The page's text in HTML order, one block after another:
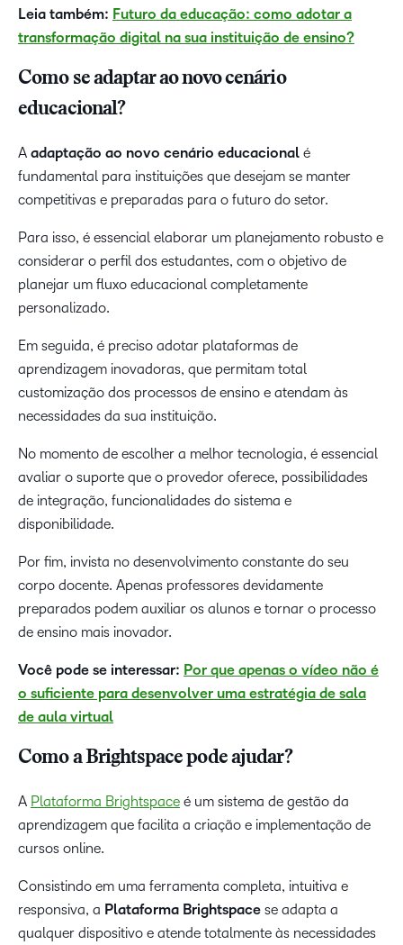
Leia também: Futuro da educação: como adotar a
transformação digital na sua instituição de ensino?
Como se adaptar ao novo cenário
educacional?
A adaptação ao novo cenário educacional é
fundamental para instituições que desejam se manter
competitivas e preparadas para o futuro do setor.
Para isso, é essencial elaborar um planejamento robusto e
considerar o perfil dos estudantes, com o objetivo de
planejar um fluxo educacional completamente
personalizado.
Em seguida, é preciso adotar plataformas de
aprendizagem inovadoras, que permitam total
customização dos processos de ensino e atendam às
necessidades da sua instituição.
No momento de escolher a melhor tecnologia, é essencial
avaliar o suporte que o provedor oferece, possibilidades
de integração, funcionalidades do sistema e
disponibilidade.
Por fim, invista no desenvolvimento constante do seu
corpo docente. Apenas professores devidamente
preparados podem auxiliar os alunos e tornar o processo
de ensino mais inovador.
Você pode se interessar: Por que apenas o vídeo não é
o suficiente para desenvolver uma estratégia de sala
de aula virtual
Como a Brightspace pode ajudar?
A Plataforma Brightspace é um sistema de gestão da
aprendizagem que facilita a criação e implementação de
cursos online.
Consistindo em uma ferramenta completa, intuitiva e
responsiva, a Plataforma Brightspace se adapta a
qualquer dispositivo e atende totalmente às necessidades